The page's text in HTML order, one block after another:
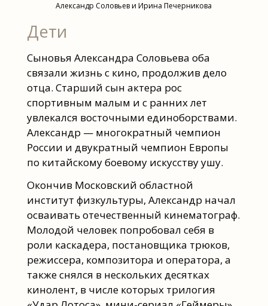
Александр Соловьев и Ирина Печерникова
Дети
Сыновья Александра Соловьева оба
связали жизнь с кино, продолжив дело
отца. Старший сын актера рос
спортивным малым и с ранних лет
увлекался восточными единоборствами.
Александр — многократный чемпион
России и двукратный чемпион Европы
по китайскому боевому искусству ушу.
Окончив Московский областной
институт физкультуры, Александр начал
осваивать отечественный кинематограф.
Молодой человек попробовал себя в
роли каскадера, постановщика трюков,
режиссера, композитора и оператора, а
также снялся в нескольких десятках
кинолент, в числе которых трилогия